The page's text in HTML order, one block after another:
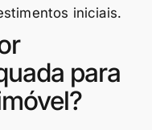
iniciais.
para